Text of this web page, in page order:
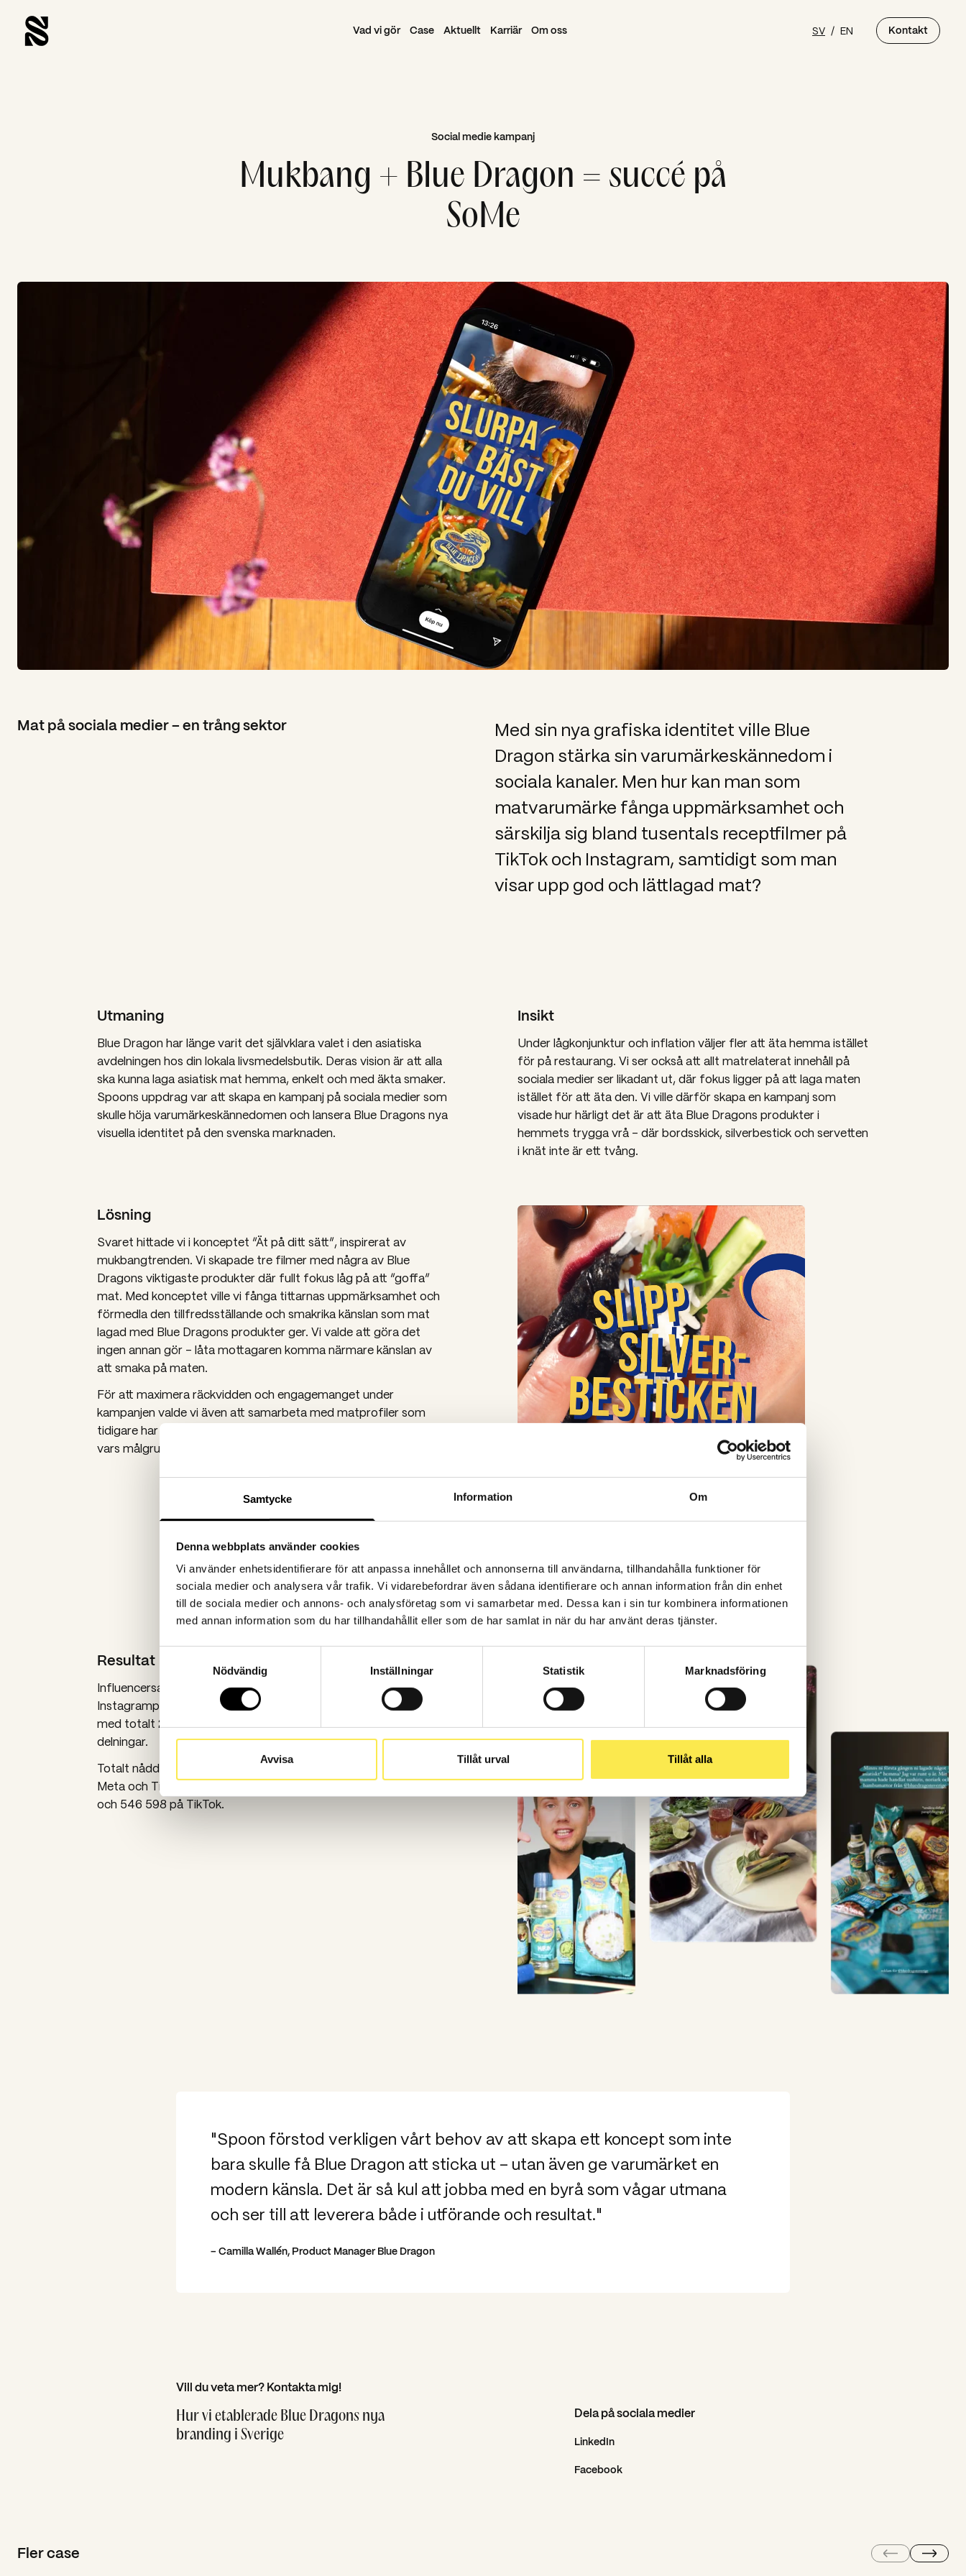
Samtycke Information Om
Denna webbplats använder cookies
Vi använder enhetsidentifierare för att anpassa innehållet och annonserna till användarna, tillhandahålla funktioner för
sociala medier och analysera vår trafik. Vi vidarebefordrar även sådana identifierare och annan information från din enhet
till de sociala medier och annons- och analysföretag som vi samarbetar med. Dessa kan i sin tur kombinera informationen
med annan information som du har tillhandahållit eller som de har samlat in när du har använt deras tjänster.
Nödvändig
Inställningar Statistik Marknadsföring
Avvisa Tillåt urval Tillåt alla
Vad vi gör Case Aktuellt Karriär Om oss SV / EN Kontakt
Social medie kampanj
Mukbang + Blue Dragon = succé på
SoMe
Mat på sociala medier – en trång sektor
Med sin nya grafiska identitet ville Blue
Dragon stärka sin varumärkeskännedom i
sociala kanaler. Men hur kan man som
matvarumärke fånga uppmärksamhet och
särskilja sig bland tusentals receptfilmer på
TikTok och Instagram, samtidigt som man
visar upp god och lättlagad mat?
Utmaning
Blue Dragon har länge varit det självklara valet i den asiatiska
avdelningen hos din lokala livsmedelsbutik. Deras vision är att alla
ska kunna laga asiatisk mat hemma, enkelt och med äkta smaker.
Spoons uppdrag var att skapa en kampanj på sociala medier som
skulle höja varumärkeskännedomen och lansera Blue Dragons nya
visuella identitet på den svenska marknaden.
Insikt
Under lågkonjunktur och inflation väljer fler att äta hemma istället
för på restaurang. Vi ser också att allt matrelaterat innehåll på
sociala medier ser likadant ut, där fokus ligger på att laga maten
istället för att äta den. Vi ville därför skapa en kampanj som
visade hur härligt det är att äta Blue Dragons produkter i
hemmets trygga vrå – där bordsskick, silverbestick och servetten
i knät inte är ett tvång.
Lösning
Svaret hittade vi i konceptet “Ät på ditt sätt”, inspirerat av
mukbangtrenden. Vi skapade tre filmer med några av Blue
Dragons viktigaste produkter där fullt fokus låg på att “goffa”
mat. Med konceptet ville vi fånga tittarnas uppmärksamhet och
förmedla den tillfredsställande och smakrika känslan som mat
lagad med Blue Dragons produkter ger. Vi valde att göra det
ingen annan gör – låta mottagaren komma närmare känslan av
att smaka på maten.
För att maximera räckvidden och engagemanget under
kampanjen valde vi även att samarbeta med matprofiler som
tidigare har visat ett intresse för Blue Dragons produkter och
vars målgrupp matchar Blue Dragons.
Resultat
Influencersamarbetet med TikTokaren Nikodemus Drömer och
Instagramprofilen Gabriella Skog överträffade alla förväntningar
med totalt 24 763 st likes, 3 683 st sparade inlägg och 798 st
delningar.
Totalt nådde kampanjen 7 485 695 exponeringar (annonser på
Meta och Tiktok) och den unika räckvidden var 922 838 på Meta
och 546 598 på TikTok.
"Spoon förstod verkligen vårt behov av att skapa ett koncept som inte
bara skulle få Blue Dragon att sticka ut – utan även ge varumärket en
modern känsla. Det är så kul att jobba med en byrå som vågar utmana
och ser till att leverera både i utförande och resultat."
– Camilla Wallén, Product Manager Blue Dragon
Vill du veta mer? Kontakta mig!
Hur vi etablerade Blue Dragons nya
branding i Sverige
Dela på sociala medier
LinkedIn
Facebook
Fler case